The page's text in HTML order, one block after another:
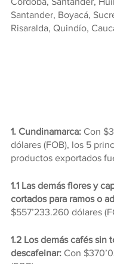
Santander, Boyacá,
Risaralda, Quindío,
1. Cundinamarca: Con
dólares (FOB), los 5
productos exportados
1.1 Las demás flores y
cortados para ramos o
$557’233.260 dólares
1.2 Los demás cafés sin
descafeinar: Con